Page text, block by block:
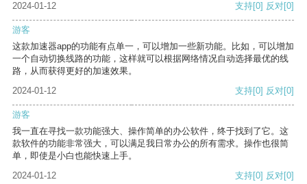
2024-01-12 支持[0] 反对[0]
游客
这款加速器app的功能有点单一，可以增加一些新功能。比如，可以增加
一个自动切换线路的功能，这样就可以根据网络情况自动选择最优的线
路，从而获得更好的加速效果。
2024-01-12
支持[0] 反对[0]
游客
我一直在寻找一款功能强大、操作简单的办公软件，终于找到了它。这
款软件的功能非常强大，可以满足我日常办公的所有需求。操作也很简
单，即使是小白也能快速上手。
2024-01-12
支持[0] 反对[0]